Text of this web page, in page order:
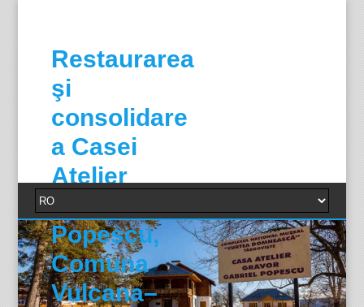
Restaurarea
şi
consolidare
a Casei
Atelier
Gabriel
Popescu,
Comuna
Vulcana–